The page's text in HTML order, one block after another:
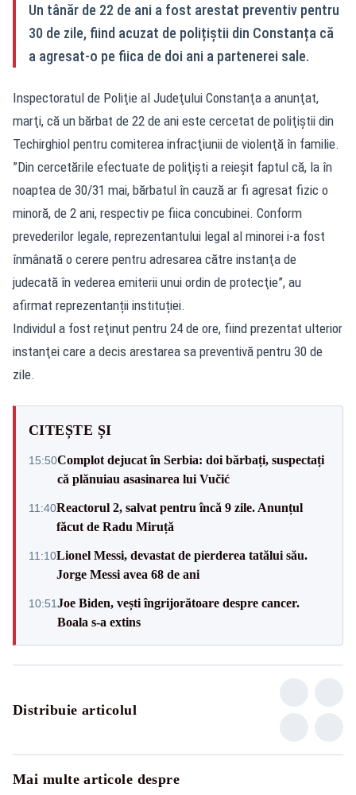
Un tânăr de 22 de ani a fost arestat preventiv pentru
30 de zile, fiind acuzat de polițiștii din Constanța că
a agresat-o pe fiica de doi ani a partenerei sale.
Inspectoratul de Poliţie al Judeţului Constanţa a anunţat,
marţi, că un bărbat de 22 de ani este cercetat de poliţiştii din
Techirghiol pentru comiterea infracţiunii de violenţă în familie.
”Din cercetările efectuate de poliţişti a reieşit faptul că, la în
noaptea de 30/31 mai, bărbatul în cauză ar fi agresat fizic o
minoră, de 2 ani, respectiv pe fiica concubinei. Conform
prevederilor legale, reprezentantului legal al minorei i-a fost
înmânată o cerere pentru adresarea către instanţa de
judecată în vederea emiterii unui ordin de protecţie”, au
afirmat reprezentanții instituției.
Individul a fost reţinut pentru 24 de ore, fiind prezentat ulterior
instanţei care a decis arestarea sa preventivă pentru 30 de
zile.
CITEȘTE ȘI
15:50Complot dejucat în Serbia: doi bărbați, suspectați
că plănuiau asasinarea lui Vučić
11:40Reactorul 2, salvat pentru încă 9 zile. Anunțul
făcut de Radu Miruță
11:10Lionel Messi, devastat de pierderea tatălui său.
Jorge Messi avea 68 de ani
10:51Joe Biden, vești îngrijorătoare despre cancer.
Boala s-a extins
Distribuie articolul
Mai multe articole despre